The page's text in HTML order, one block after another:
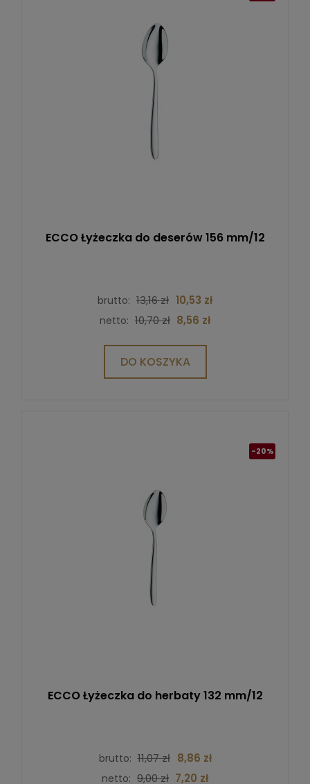
ECCO Łyżeczka do deserów 156 mm/12
brutto: 13,16 zł 10,53 zł
netto: 10,70 zł 8,56 zł
DO KOSZYKA
-20%
ECCO Łyżeczka do herbaty 132 mm/12
brutto: 11,07 zł 8,86 zł
netto: 9,00 zł 7,20 zł